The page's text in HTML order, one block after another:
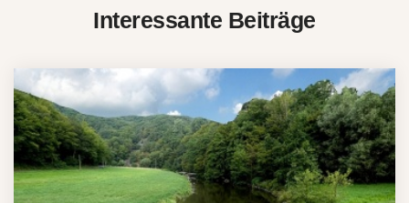
Interessante Beiträge